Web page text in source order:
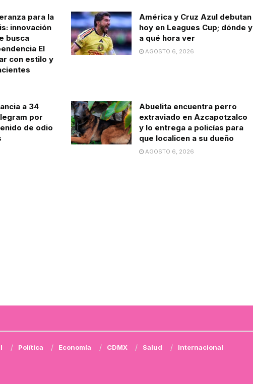
para la
innovación
busca
El
con estilo y
América y Cruz Azul debutan
hoy en Leagues Cup; dónde y
a qué hora ver
AGOSTO 6, 2026
a 34
por
de odio
Abuelita encuentra perro
extraviado en Azcapotzalco
y lo entrega a policías para
que localicen a su dueño
AGOSTO 6, 2026
Política Economía CDMX Salud Internacional